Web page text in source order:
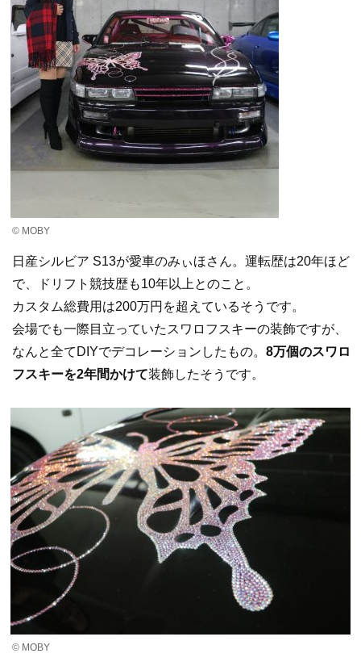
© MOBY
日産シルビア S13が愛車のみぃほさん。運転歴は20年ほど
で、ドリフト競技歴も10年以上とのこと。
カスタム総費用は200万円を超えているそうです。
会場でも一際目立っていたスワロフスキーの装飾ですが、
なんと全てDIYでデコレーションしたもの。 8万個のスワロ
フスキーを2年間かけて装飾したそうです。
© MOBY